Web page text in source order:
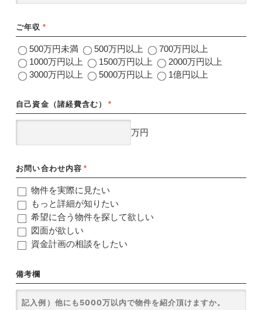
ご年収 *
500万円未満 500万円以上
700万円以上
1000万円以上
1500万円以上
2000万円以上
3000万円以上
5000万円以上 1億円以上
自己資金（諸経費含む） *
万円
お問い合わせ内容 *
物件を実際に見たい
もっと詳細が知りたい
希望に合う物件を探して欲しい
図面が欲しい
資金計画の相談をしたい
備考欄